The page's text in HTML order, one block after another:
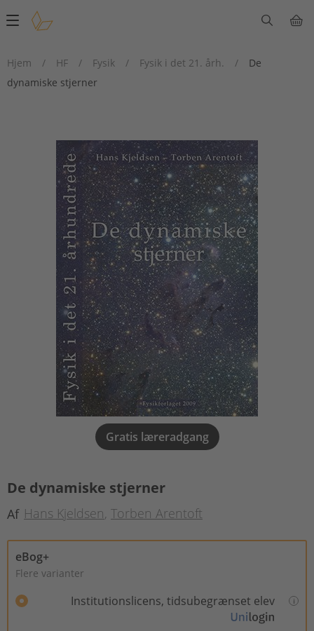
Main
Hjem
/ HF / Fysik / Fysik i det 21. årh. /
De
dynamiske stjerner
Gratis læreradgang
De dynamiske stjerner
Af Hans Kjeldsen Torben Arentoft
eBog+
Flere varianter
Institutionslicens, tidsubegrænset elev